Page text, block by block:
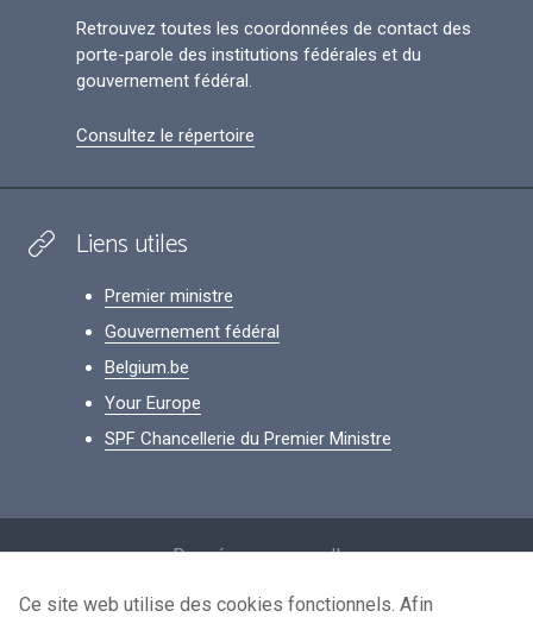
Retrouvez toutes les coordonnées de contact des
porte-parole des institutions fédérales et du
gouvernement fédéral.
Consultez le répertoire
Liens utiles
Premier ministre
Gouvernement fédéral
Belgium.be
Your Europe
SPF Chancellerie du Premier Ministre
Données personnelles
Conditions de réutilisation
Ce site web utilise des cookies fonctionnels. Afin